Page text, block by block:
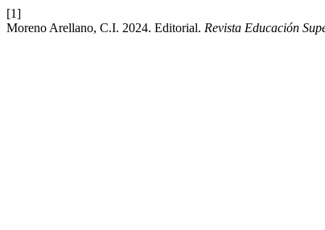
[1]
Moreno Arellano, C.I. 2024. Editorial. Revista Educación